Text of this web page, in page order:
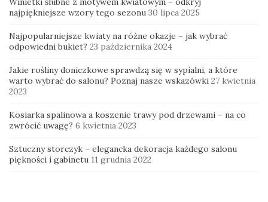
najpiękniejsze wzory tego sezonu 30 lipca 2025
Najpopularniejsze kwiaty na różne okazje – jak wybrać
odpowiedni bukiet? 23 października 2024
Jakie rośliny doniczkowe sprawdzą się w sypialni, a które
warto wybrać do salonu? Poznaj nasze wskazówki 27 kwietnia
2023
Kosiarka spalinowa a koszenie trawy pod drzewami – na co
zwrócić uwagę? 6 kwietnia 2023
Sztuczny storczyk – elegancka dekoracja każdego salonu
piękności i gabinetu 11 grudnia 2022